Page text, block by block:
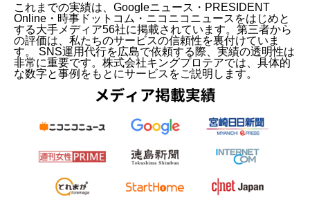
これまでの実績は、Googleニュース・PRESIDENT
Online・時事ドットコム・ニコニコニュースをはじめと
する大手メディア56社に掲載されています。第三者から
の評価は、私たちのサービスの信頼性を裏付けていま
す。 SNS運用代行を広島で依頼する際、実績の透明性は
非常に重要です。株式会社キングプロテアでは、具体的
な数字と事例をもとにサービスをご説明します。